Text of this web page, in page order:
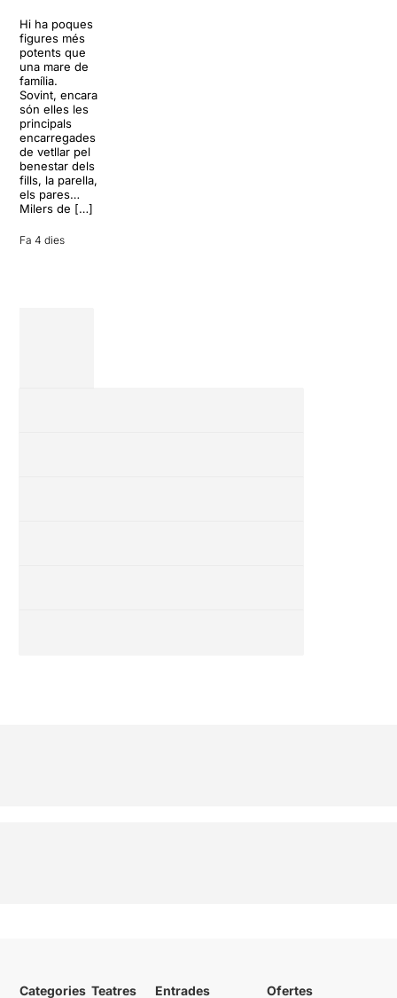
Hi ha poques
figures més
potents que
una mare de
família.
Sovint, encara
són elles les
principals
encarregades
de vetllar pel
benestar dels
fills, la parella,
els pares…
Milers de […]
Fa 4 dies
Categories Teatres Entrades Ofertes